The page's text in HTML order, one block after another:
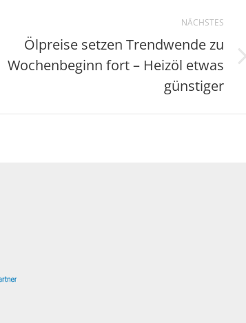
NÄCHSTES
Nächster
Ölpreise setzen Trendwende zu
Wochenbeginn fort – Heizöl etwas
günstiger